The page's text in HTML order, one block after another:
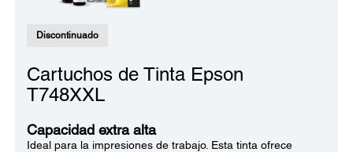
Discontinuado
Cartuchos de Tinta Epson
T748XXL
Capacidad extra alta
Ideal para la impresiones de trabajo. Esta tinta ofrece